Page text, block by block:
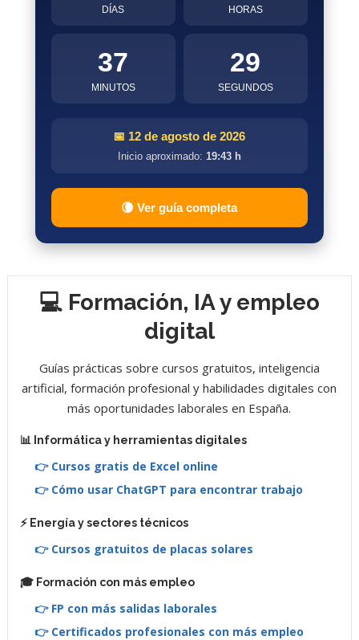
DÍAS HORAS
37
MINUTOS
28
SEGUNDOS
📅 12 de agosto de 2026
Inicio aproximado: 19:43 h
🌘 Ver guía completa
💻 Formación, IA y empleo
digital
Guías prácticas sobre cursos gratuitos, inteligencia
artificial, formación profesional y habilidades digitales con
más oportunidades laborales en España.
📊 Informática y herramientas digitales
👉 Cursos gratis de Excel online
👉 Cómo usar ChatGPT para encontrar trabajo
⚡ Energía y sectores técnicos
👉 Cursos gratuitos de placas solares
🎓 Formación con más empleo
👉 FP con más salidas laborales
👉 Certificados profesionales con más empleo